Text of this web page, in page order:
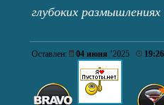
глубоких
Оставлен: 04 июня ’2025 19:26